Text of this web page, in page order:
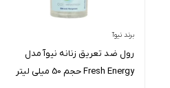
برند نیوآ
رول ضد تعریق زنانه نیوآ مدل
Fresh Energy حجم 50 میلی لیتر